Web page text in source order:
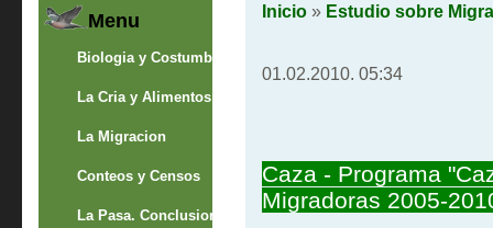
Menu
Biologia y Costumbres
La Cria y Alimentos
La Migracion
Conteos y Censos
La Pasa. Conclusion
Inicio» Estudio sobre
01.02.2010. 05:34
Caza - Programa
Migradoras 2005-